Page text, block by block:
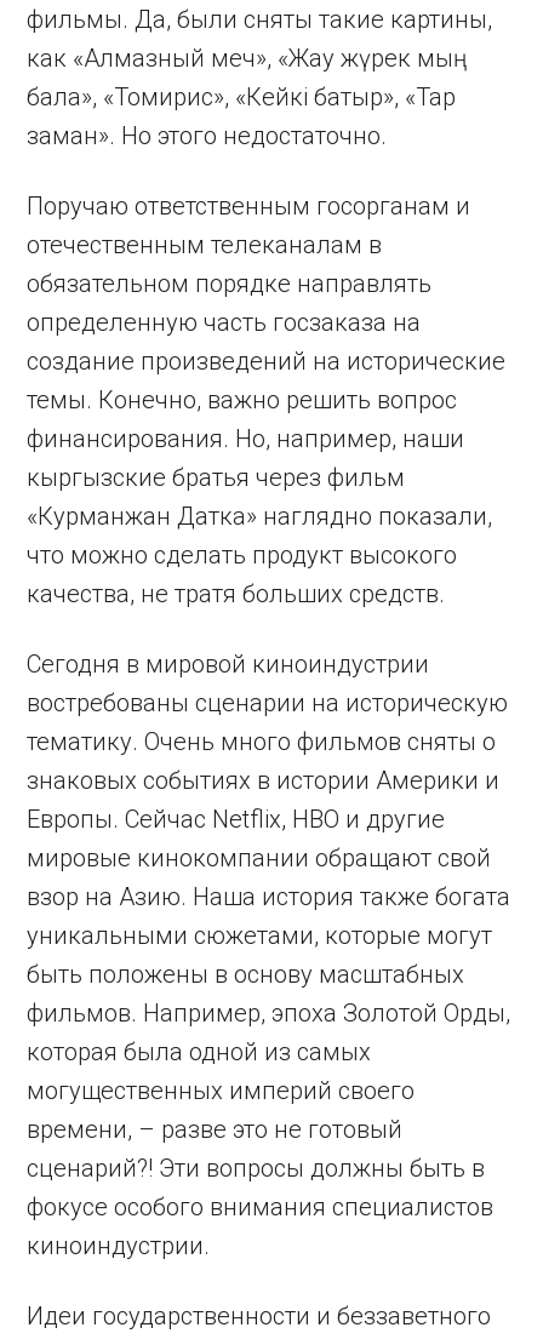
фильмы. Да, были сняты такие картины,
как «Алмазный меч», «Жау жүрек мың
бала», «Томирис», «Кейкі батыр», «Тар
заман». Но этого недостаточно.
Поручаю ответственным госорганам и
отечественным телеканалам в
обязательном порядке направлять
определенную часть госзаказа на
создание произведений на исторические
темы. Конечно, важно решить вопрос
финансирования. Но, например, наши
кыргызские братья через фильм
«Курманжан Датка» наглядно показали,
что можно сделать продукт высокого
качества, не тратя больших средств.
Сегодня в мировой киноиндустрии
востребованы сценарии на историческую
тематику. Очень много фильмов сняты о
знаковых событиях в истории Америки и
Европы. Сейчас Netflix, HBO и другие
мировые кинокомпании обращают свой
взор на Азию. Наша история также богата
уникальными сюжетами, которые могут
быть положены в основу масштабных
фильмов. Например, эпоха Золотой Орды,
которая была одной из самых
могущественных империй своего
времени, – разве это не готовый
сценарий?! Эти вопросы должны быть в
фокусе особого внимания специалистов
киноиндустрии.
Идеи государственности и беззаветного